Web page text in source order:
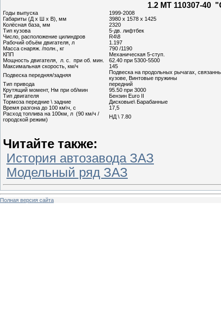
1.2 MT 110307-40
Годы выпуска
1999-2008
Габариты (Д х Ш х В), мм
3980 х 1578 х 1425
Колёсная база, мм
2320
Тип кузова
5-дв. лифтбек
Число, расположение цилиндров
R4\8
Рабочий объём двигателя, л
1.197
Масса снаряж. /полн., кг
790 /1190
КПП
Механическая 5-ступ.
Мощность двигателя, л. с. при об. мин.
62.40 при 5300-5500
Максимальная скорость, км/ч
145
Подвеска передняя/задняя
Подвеска на продольных рычагах,
кузове, Винтовые пружины
Тип привода
передний
Крутящий момент, Нм при об/мин
95.50 при 3000
Тип двигателя
Бензин Euro II
Тормоза передние \ задние
Дисковые\ Барабанные
Время разгона до 100 км\ч, с
17,5
Расход топлива на 100км, л (90 км/ч /
городской режим)
НД \ 7.80
Читайте также:
История автозавода ЗАЗ
Модельный ряд ЗАЗ
Полная версия сайта